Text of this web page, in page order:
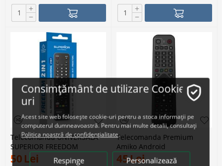
+
−
+
−
Telecomanda UNIVERSALA
SUPERIOR FREEDOM
50 Lei
Telecomanda Premium
Amiko Android
45Lei
Consimțământ de utilizare Cookie-
uri
Acest site web folosește cookie-uri pentru a stoca informații pe
computerul dumneavoastră. Pentru mai multe detalii, consultați
Politica noastră de confidențialitate.
Respinge Personalizează